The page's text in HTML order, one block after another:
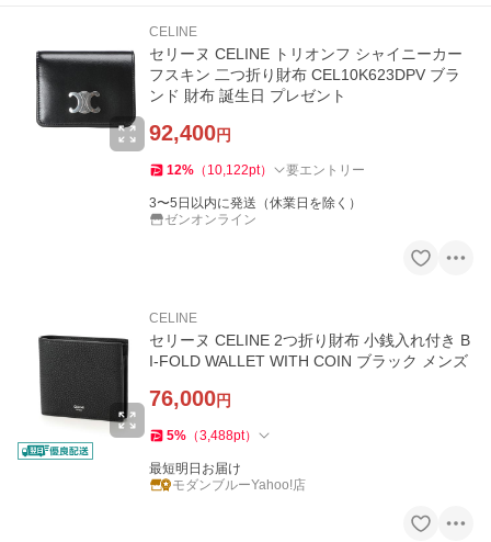
CELINE
セリーヌ CELINE トリオンフ シャイニーカー
フスキン 二つ折り財布 CEL10K623DPV ブラ
ンド 財布 誕生日 プレゼント
92,400円
12% （ 10,122pt） 要エントリー
3〜5日以内に発送（休業日を除く）
ゼンオンライン
CELINE
セリーヌ CELINE 2つ折り財布 小銭入れ付き B
I-FOLD WALLET WITH COIN ブラック メンズ
76,000円
5% （3,488pt）
最短明日お届け
モダンブルーYahoo!店